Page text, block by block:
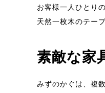
お客様一人ひとり
天然一枚木のテー
素敵な家
みずのかぐは、複